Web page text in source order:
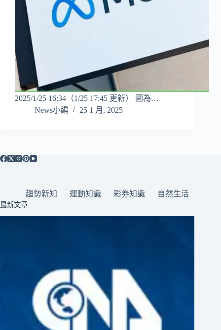
2025/1/25 16:34（1/25 17:45 更新） 圖為…
News小編
25 1 月, 2025
趨勢新知 運動知識 彩券知識 自然生活
最新文章